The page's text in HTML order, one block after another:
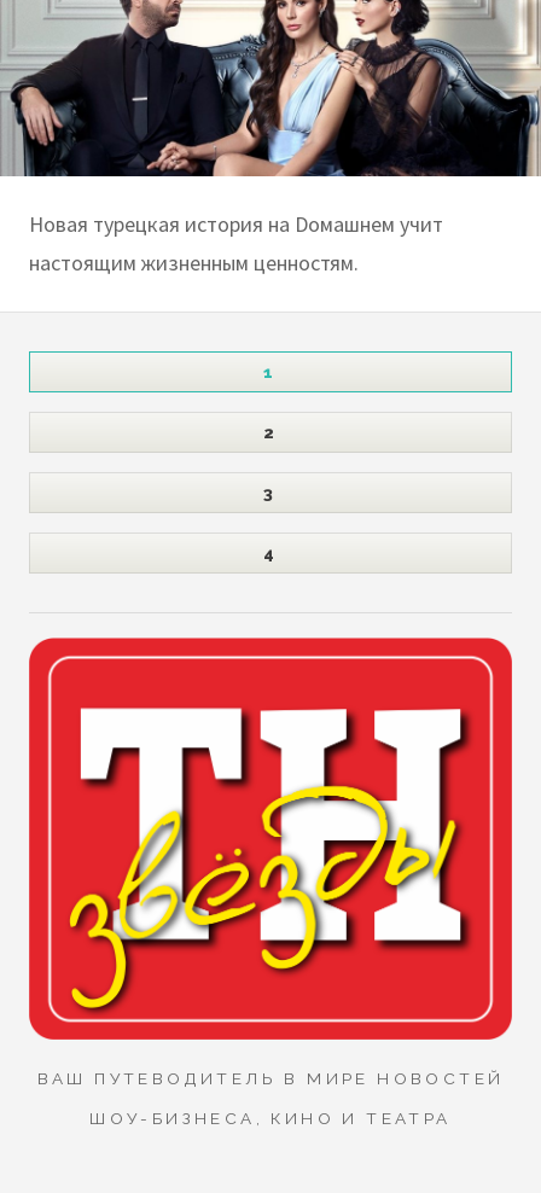
Новая турецкая история на Dомашнем учит
настоящим жизненным ценностям.
1
2
3
4
ВАШ ПУТЕВОДИТЕЛЬ В МИРЕ НОВОСТЕЙ
ШОУ-БИЗНЕСА, КИНО И ТЕАТРА